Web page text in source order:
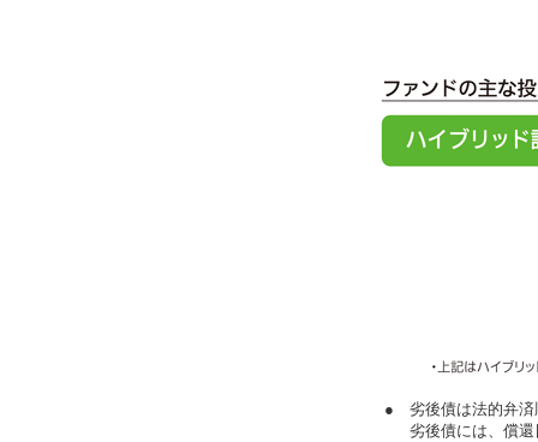
●
劣後債は法的弁済
劣後債には、償